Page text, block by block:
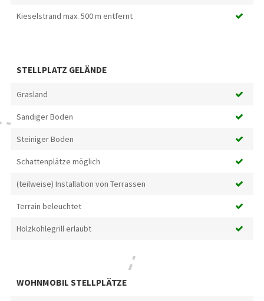
Kieselstrand max. 500 m entfernt
STELLPLATZ GELÄNDE
Grasland
Sandiger Boden
Steiniger Boden
Schattenplätze möglich
(teilweise) Installation von Terrassen
Terrain beleuchtet
Holzkohlegrill erlaubt
WOHNMOBIL STELLPLÄTZE